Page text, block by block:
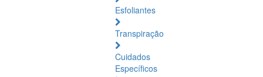
Esfoliantes
Transpiração
Cuidados
Específicos